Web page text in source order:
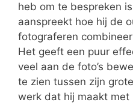
heb om te bespreken
aanspreekt hoe hij de
fotograferen
Het geeft een puur
veel aan de foto’s
te zien tussen zijn
werk dat hij maakt met